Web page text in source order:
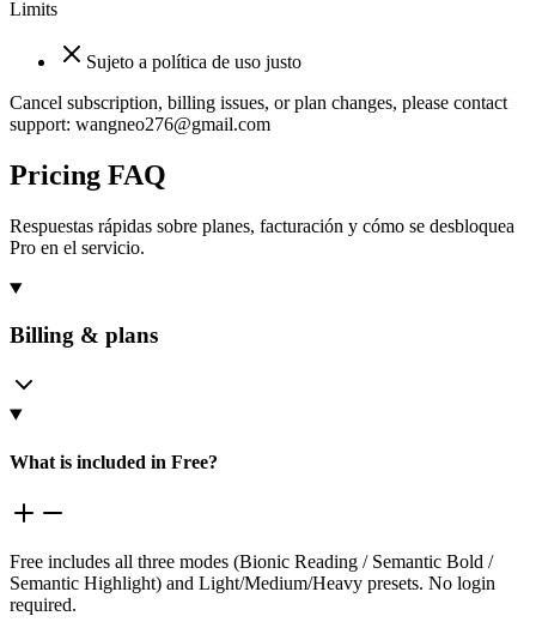
Limits
Sujeto a política de uso justo
Cancel subscription, billing issues, or plan changes, please contact
support: wangneo276@gmail.com
Pricing FAQ
Respuestas rápidas sobre planes, facturación y cómo se desbloquea
Pro en el servicio.
Billing & plans
What is included in Free?
Free includes all three modes (Bionic Reading / Semantic Bold /
Semantic Highlight) and Light/Medium/Heavy presets. No login
required.